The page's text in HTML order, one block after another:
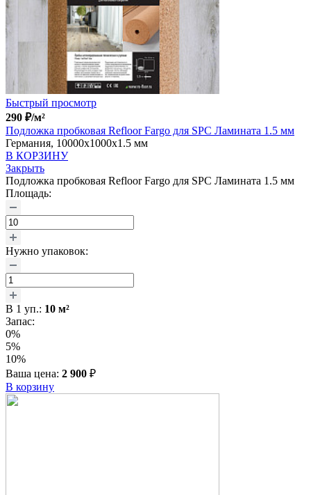
Быстрый просмотр
290 ₽/м²
Подложка пробковая Refloor Fargo для SPC Ламината 1.5 мм
Германия, 10000x1000x1.5 мм
В КОРЗИНУ
Закрыть
Подложка пробковая Refloor Fargo для SPC Ламината 1.5 мм
Площадь:
Нужно упаковок:
В 1 уп.: 10 м²
Запас:
0%
5%
10%
Ваша цена: 2 900 ₽
В корзину